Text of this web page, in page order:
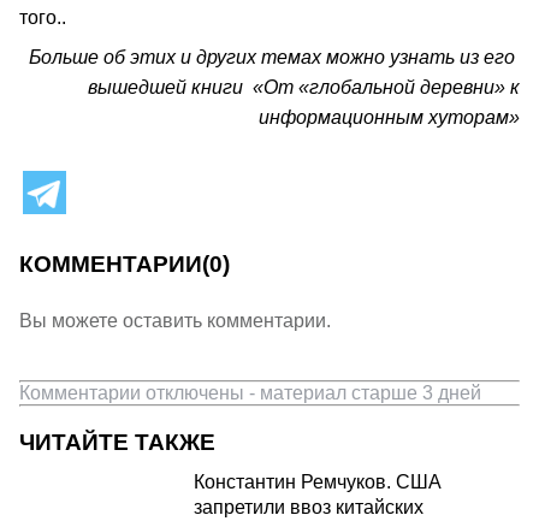
того..
Больше об этих и других темах можно узнать из его
вышедшей книги «От «глобальной деревни» к
информационным хуторам»
КОММЕНТАРИИ(0)
Вы можете оставить комментарии.
Комментарии отключены - материал старше 3 дней
ЧИТАЙТЕ ТАКЖЕ
Константин Ремчуков. США
запретили ввоз китайских